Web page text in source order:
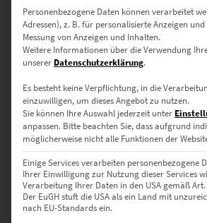
Wohnzimmer
150 × 50 cm
– Beeindruckendes
Beratungsräume, Praxen oder
Sonderformate sind auf Anfrage möglich –
unserKontaktformular
Warum hochwertige-
✅ Direkt vom Fotografen – keine
Personenbezogene Daten können verarbeitet
Adressen), z. B. für personalisierte Anzeigen
Messung von Anzeigen und Inhalten.
Weitere Informationen über die Verwendung
unserer Datenschutzerklärung.
Es besteht keine Verpflichtung, in die
einzuwilligen, um dieses Angebot zu nutzen.
Sie können Ihre Auswahl jederzeit unter
anpassen. Bitte beachten Sie, dass aufgrund
möglicherweise nicht alle Funktionen der
Einige Services verarbeiten personenbezogene
Ihrer Einwilligung zur Nutzung dieser Services
Verarbeitung Ihrer Daten in den USA gemäß Art.
Der EuGH stuft die USA als ein Land mit
nach EU-Standards ein.